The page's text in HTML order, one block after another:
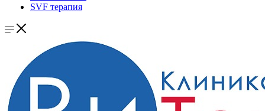
SVF терапия